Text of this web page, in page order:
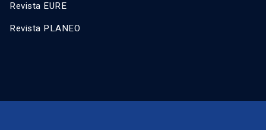
Revista EURE
Revista PLANEO